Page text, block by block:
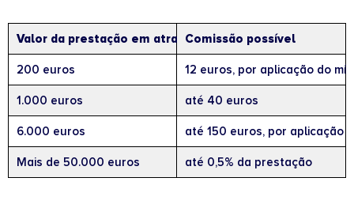
Valor da prestação em atrasoComissão possível
200 euros 12 euros, por aplicação do
1.000 euros até 40 euros
6.000 euros até 150 euros, por aplicação
Mais de 50.000 euros até 0,5% da prestação